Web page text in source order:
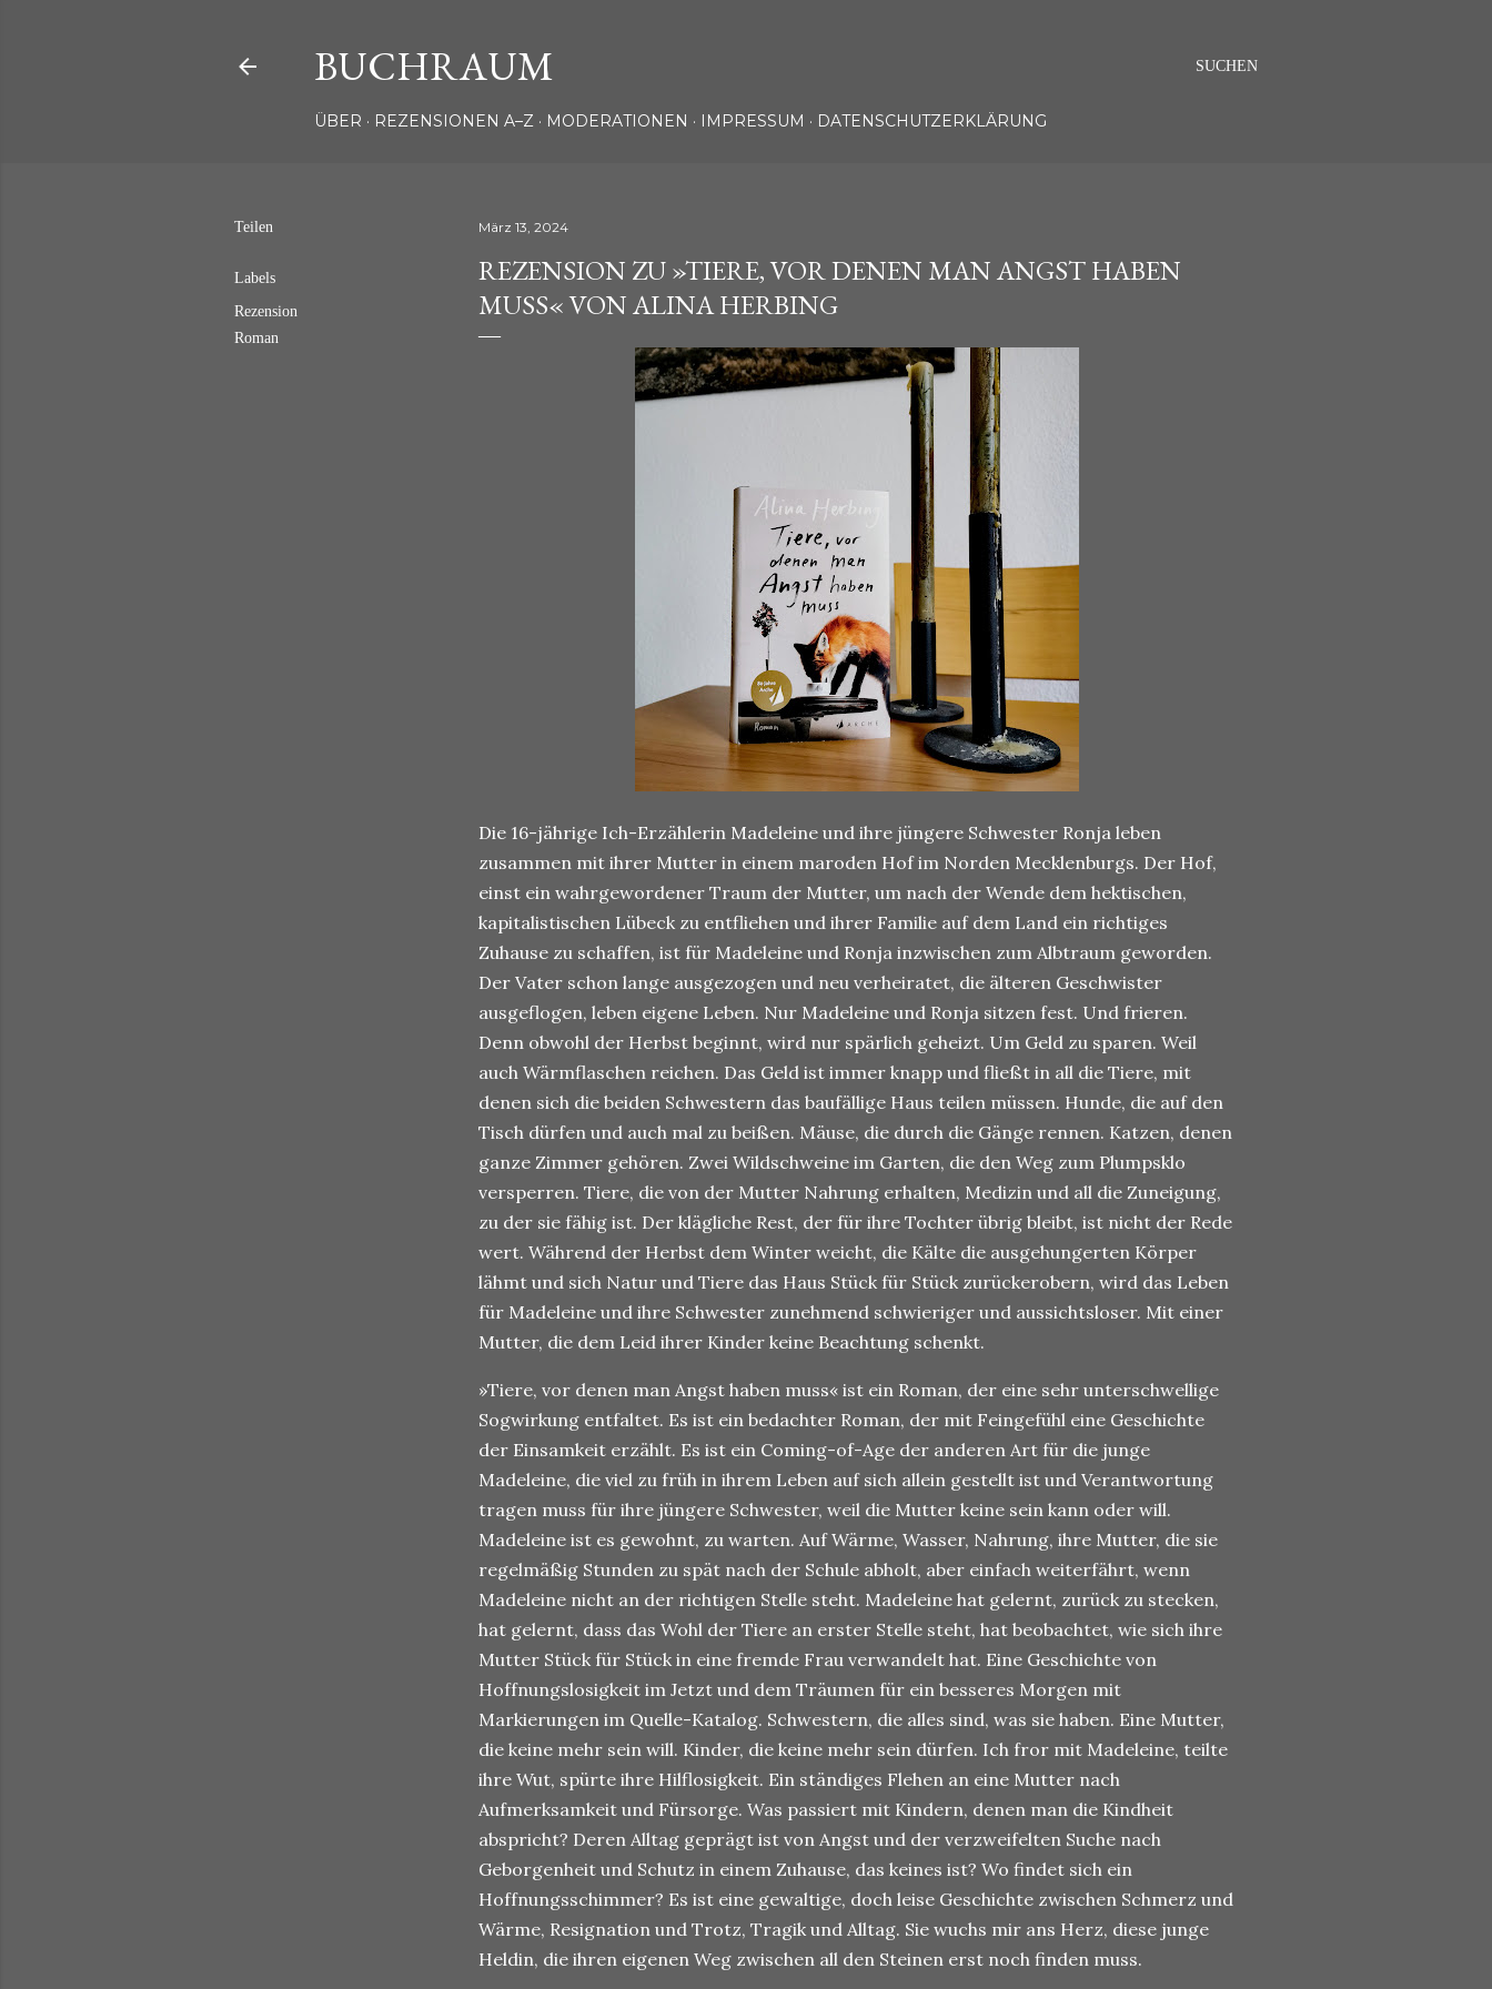
SUCHEN
BUCHRAUM
ÜBER REZENSIONEN A–Z MODERATIONEN IMPRESSUM DATENSCHUTZERKLÄRUNG
Teilen
Labels
Rezension
Roman
März 13, 2024
REZENSION ZU »TIERE, VOR DENEN MAN ANGST HABEN
MUSS« VON ALINA HERBING
Die 16-jährige Ich-Erzählerin Madeleine und ihre jüngere Schwester Ronja leben
zusammen mit ihrer Mutter in einem maroden Hof im Norden Mecklenburgs. Der Hof,
einst ein wahrgewordener Traum der Mutter, um nach der Wende dem hektischen,
kapitalistischen Lübeck zu entfliehen und ihrer Familie auf dem Land ein richtiges
Zuhause zu schaffen, ist für Madeleine und Ronja inzwischen zum Albtraum geworden.
Der Vater schon lange ausgezogen und neu verheiratet, die älteren Geschwister
ausgeflogen, leben eigene Leben. Nur Madeleine und Ronja sitzen fest. Und frieren.
Denn obwohl der Herbst beginnt, wird nur spärlich geheizt. Um Geld zu sparen. Weil
auch Wärmflaschen reichen. Das Geld ist immer knapp und fließt in all die Tiere, mit
denen sich die beiden Schwestern das baufällige Haus teilen müssen. Hunde, die auf den
Tisch dürfen und auch mal zu beißen. Mäuse, die durch die Gänge rennen. Katzen, denen
ganze Zimmer gehören. Zwei Wildschweine im Garten, die den Weg zum Plumpsklo
versperren. Tiere, die von der Mutter Nahrung erhalten, Medizin und all die Zuneigung,
zu der sie fähig ist. Der klägliche Rest, der für ihre Tochter übrig bleibt, ist nicht der Rede
wert. Während der Herbst dem Winter weicht, die Kälte die ausgehungerten Körper
lähmt und sich Natur und Tiere das Haus Stück für Stück zurückerobern, wird das Leben
für Madeleine und ihre Schwester zunehmend schwieriger und aussichtsloser. Mit einer
Mutter, die dem Leid ihrer Kinder keine Beachtung schenkt.
»Tiere, vor denen man Angst haben muss« ist ein Roman, der eine sehr unterschwellige
Sogwirkung entfaltet. Es ist ein bedachter Roman, der mit Feingefühl eine Geschichte
der Einsamkeit erzählt. Es ist ein Coming-of-Age der anderen Art für die junge
Madeleine, die viel zu früh in ihrem Leben auf sich allein gestellt ist und Verantwortung
tragen muss für ihre jüngere Schwester, weil die Mutter keine sein kann oder will.
Madeleine ist es gewohnt, zu warten. Auf Wärme, Wasser, Nahrung, ihre Mutter, die sie
regelmäßig Stunden zu spät nach der Schule abholt, aber einfach weiterfährt, wenn
Madeleine nicht an der richtigen Stelle steht. Madeleine hat gelernt, zurück zu stecken,
hat gelernt, dass das Wohl der Tiere an erster Stelle steht, hat beobachtet, wie sich ihre
Mutter Stück für Stück in eine fremde Frau verwandelt hat. Eine Geschichte von
Hoffnungslosigkeit im Jetzt und dem Träumen für ein besseres Morgen mit
Markierungen im Quelle-Katalog. Schwestern, die alles sind, was sie haben. Eine Mutter,
die keine mehr sein will. Kinder, die keine mehr sein dürfen. Ich fror mit Madeleine, teilte
ihre Wut, spürte ihre Hilflosigkeit. Ein ständiges Flehen an eine Mutter nach
Aufmerksamkeit und Fürsorge. Was passiert mit Kindern, denen man die Kindheit
abspricht? Deren Alltag geprägt ist von Angst und der verzweifelten Suche nach
Geborgenheit und Schutz in einem Zuhause, das keines ist? Wo findet sich ein
Hoffnungsschimmer? Es ist eine gewaltige, doch leise Geschichte zwischen Schmerz und
Wärme, Resignation und Trotz, Tragik und Alltag. Sie wuchs mir ans Herz, diese junge
Heldin, die ihren eigenen Weg zwischen all den Steinen erst noch finden muss.